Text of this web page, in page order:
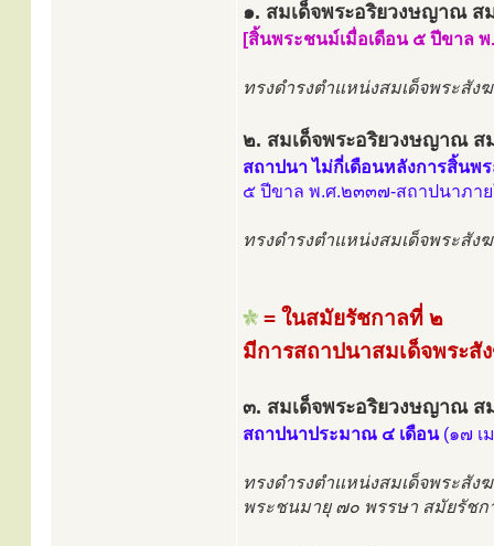
๑. สมเด็จพระอริยวงษญาณ ส
[สิ้นพระชนม์เมื่อเดือน ๕ ปีขาล
ทรงดำรงตำแหน่งสมเด็จพระสั
๒. สมเด็จพระอริยวงษญาณ ส
สถาปนา ไม่กี่เดือนหลังการสิ้นพ
๕ ปีขาล พ.ศ.๒๓๓๗-สถาปนาภา
ทรงดำรงตำแหน่งสมเด็จพระสั
= ในสมัยรัชกาลที่ ๒
มีการสถาปนาสมเด็จพระสั
๓. สมเด็จพระอริยวงษญาณ ส
สถาปนาประมาณ ๔ เดือน(๑๗ เ
ทรงดำรงตำแหน่งสมเด็จพระสั
พระชนมายุ ๗๐ พรรษา สมัยรัชก